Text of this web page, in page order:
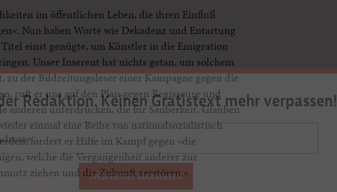
im öffentlichen Leben, die ihren Einfluß
Nun haben Worte wie Dekadenz und Entartung
einst genügte, um Künstler in die Emigration
Unser Inserent hat nichts getan, um solchem
der Bildzeitungsleser einer Kampagne gegen die
ruft er uns auf den Plan gegen Regisseure und
anderen unterdrücken, die für Sauberkeit, Glauben
einmal eine Reihe von nationalsozialistisch
fordert er Hilfe im Kampf gegen »die
welche die Vergangenheit anderer zur
ziehen und die Zukunft zerstören.«
Redaktion. Keinen Gratistext mehr verpassen!
Newsletter abonnieren